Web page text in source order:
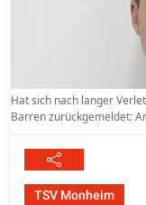
Hat sich nach langer
Barren zurückgemeldet:
TSV Monheim